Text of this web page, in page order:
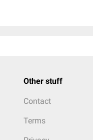
Other stuff
Contact
Terms